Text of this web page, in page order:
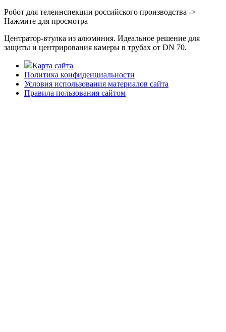
Робот для телеинспекции российского производства ->
Нажмите для просмотра
Центратор-втулка из алюминия. Идеальное решение для
защиты и центрирования камеры в трубах от DN 70.
Карта сайта
Политика конфиденциальности
Условия использования материалов сайта
Правила пользования сайтом